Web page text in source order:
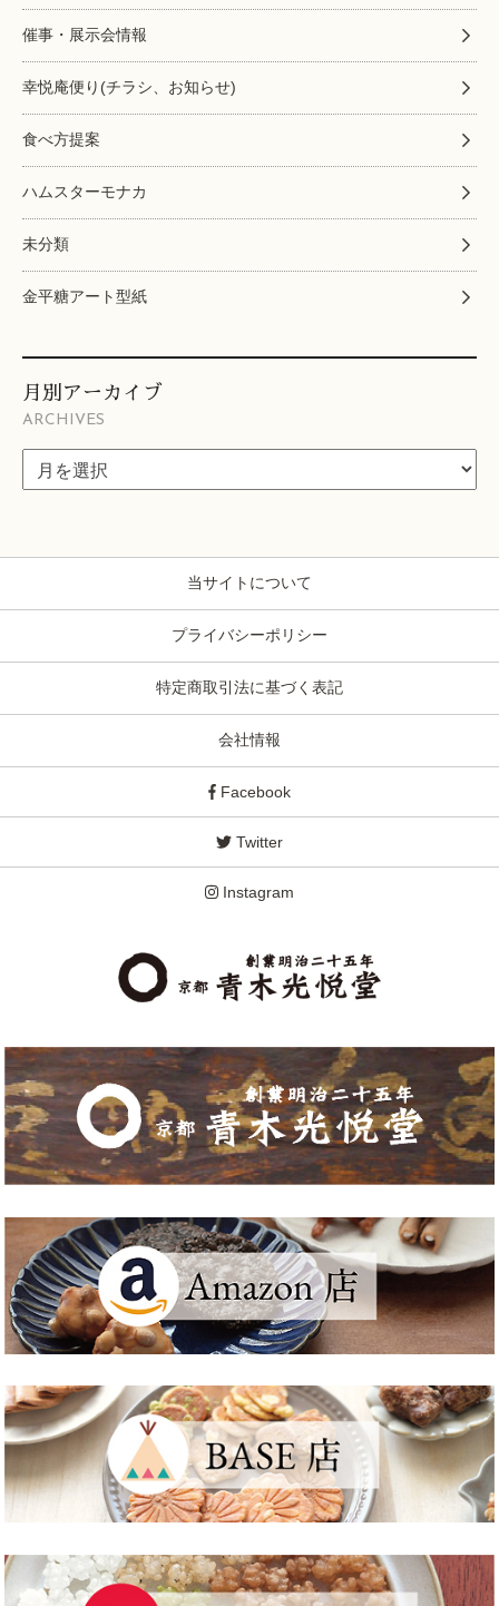
催事・展示会情報
幸悦庵便り(チラシ、お知らせ)
食べ方提案
ハムスターモナカ
未分類
金平糖アート型紙
月別アーカイブ
ARCHIVES
当サイトについて
プライバシーポリシー
特定商取引法に基づく表記
会社情報
Facebook
Twitter
Instagram